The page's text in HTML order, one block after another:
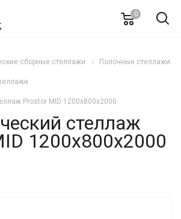
0
сборные стеллажи Полочные стеллажи
Prostor MID 1200x800x2000
стеллаж
1200x800x2000